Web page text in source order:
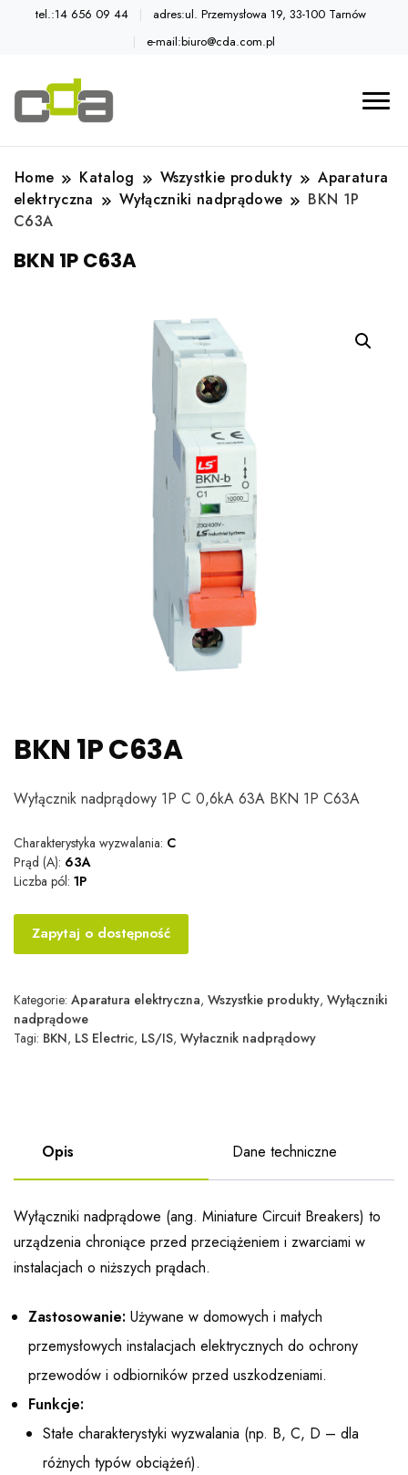
tel.:14 656 09 44
adres:ul. Przemysłowa 19, 33-100 Tarnów
e-mail:biuro@cda.com.pl
Home Katalog Wszystkie produkty
Aparatura
elektryczna
Wyłączniki nadprądowe
BKN 1P
C63A
BKN 1P C63A
BKN 1P C63A
Wyłącznik nadprądowy 1P C 0,6kA 63A BKN 1P C63A
Charakterystyka wyzwalania: C
Prąd (A): 63A
Liczba pól: 1P
Zapytaj o dostępność
Kategorie: Aparatura elektryczna, Wszystkie produkty, Wyłączniki
nadprądowe
Tagi: BKN, LS Electric, LS/IS, Wyłacznik nadprądowy
Opis Dane techniczne
Wyłączniki nadprądowe (ang. Miniature Circuit Breakers) to
urządzenia chroniące przed przeciążeniem i zwarciami w
instalacjach o niższych prądach.
Zastosowanie: Używane w domowych i małych
przemysłowych instalacjach elektrycznych do ochrony
przewodów i odbiorników przed uszkodzeniami.
Funkcje:
Stałe charakterystyki wyzwalania (np. B, C, D – dla
różnych typów obciążeń).